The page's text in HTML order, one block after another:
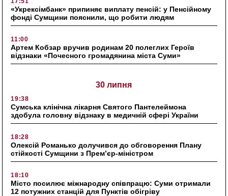
«Укрексімбанк» припиняє виплату пенсій: у Пенсійному
фонді Сумщини пояснили, що робити людям
11:00
Артем Кобзар вручив родинам 20 полеглих Героїв
відзнаки «Почесного громадянина міста Суми»
30 липня
19:38
Сумська клінічна лікарня Святого Пантелеймона
здобула головну відзнаку в медичній сфері України
18:28
Олексій Романько долучився до обговорення Плану
стійкості Сумщини з Прем’єр-міністром
18:10
Місто посилює міжнародну співпрацю: Суми отримали
12 потужних станцій для Пунктів обігріву